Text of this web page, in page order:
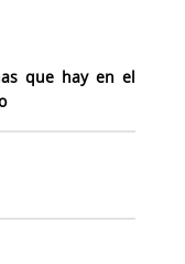
que hay en el